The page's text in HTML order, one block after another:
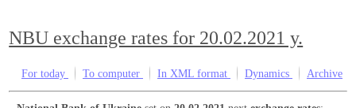
NBU exchange rates for 20.02.2021 y.
For today To computer In XML format Dynamics Archive